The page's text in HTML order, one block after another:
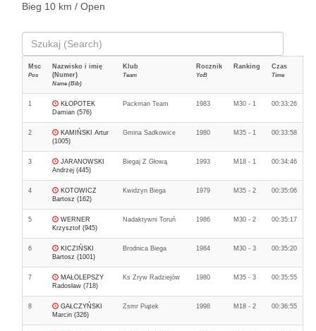
Bieg 10 km / Open
Msc
Pos
Nazwisko i imię
(Numer)
Name (Bib)
Klub
Team
Rocznik
YoB
Ranking Czas
Time
1
KŁOPOTEK
Damian (576)
Packman Team 1983 M30 - 1 00:33:26
2
KAMIŃSKI Artur
(1005)
Gmina Sadkowice 1980 M35 - 1 00:33:58
3
JARANOWSKI
Andrzej (445)
Biegaj Z Głową 1993 M18 - 1 00:34:46
4
KOTOWICZ
Bartosz (162)
Kwidzyn Biega 1979 M35 - 2 00:35:06
5
WERNER
Krzysztof (945)
Nadaktywni Toruń 1986 M30 - 2 00:35:17
6
KICZIŃSKI
Bartosz (1001)
Brodnica Biega 1984 M30 - 3 00:35:20
7
MAŁOLEPSZY
Radosław (718)
Ks Zryw Radziejów 1980 M35 - 3 00:35:55
8
GAŁCZYŃSKI
Marcin (326)
Zsmr Piątek 1998 M18 - 2 00:36:55